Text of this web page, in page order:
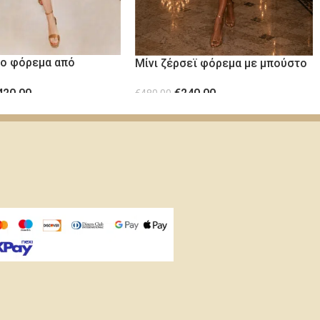
φόρεμα από
Μίνι ζέρσεϊ φόρεμα με μπούστο
€480.00 €240.00
ΕΠΙΛΟΓΉ